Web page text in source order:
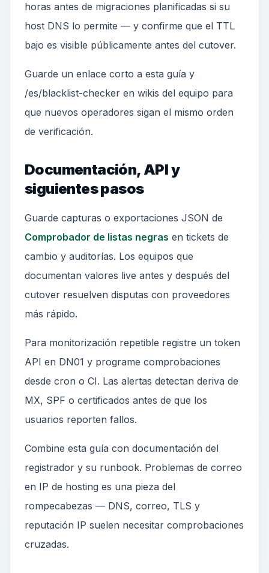
horas antes de migraciones planificadas si su
host DNS lo permite — y confirme que el TTL
bajo es visible públicamente antes del cutover.
Guarde un enlace corto a esta guía y
/es/blacklist-checker en wikis del equipo para
que nuevos operadores sigan el mismo orden
de verificación.
Documentación, API y
siguientes pasos
Guarde capturas o exportaciones JSON de
Comprobador de listas negras en tickets de
cambio y auditorías. Los equipos que
documentan valores live antes y después del
cutover resuelven disputas con proveedores
más rápido.
Para monitorización repetible registre un token
API en DN01 y programe comprobaciones
desde cron o CI. Las alertas detectan deriva de
MX, SPF o certificados antes de que los
usuarios reporten fallos.
Combine esta guía con documentación del
registrador y su runbook. Problemas de correo
en IP de hosting es una pieza del
rompecabezas — DNS, correo, TLS y
reputación IP suelen necesitar comprobaciones
cruzadas.